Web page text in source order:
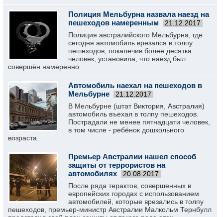
Полиция Мельбурна назвала наезд на
пешеходов намеренным
21.12.2017
Полиция австралийского Мельбурна, где
сегодня автомобиль врезался в толпу
пешеходов, покалечив более десятка
человек, установила, что наезд был
совершён намеренно.
Автомобиль наехал на пешеходов в
Мельбурне
21.12.2017
В Мельбурне (штат Виктория, Австралия)
автомобиль въехал в толпу пешеходов.
Пострадали не менее пятнадцати человек,
в том числе - ребёнок дошкольного
возраста.
Премьер Австралии нашел способ
защиты от террористов на
автомобилях
20.08.2017
После ряда терактов, совершенных в
европейских городах с использованием
автомобилей, которые врезались в толпу
пешеходов, премьер-министр Австралии Малкольм Тернбулл